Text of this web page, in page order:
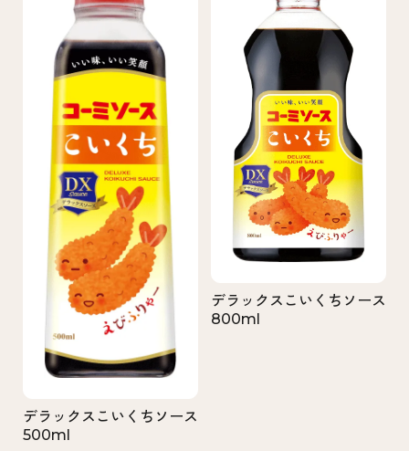
デラックスこいくちソース
500ml
デラックスこいくちソース
800ml